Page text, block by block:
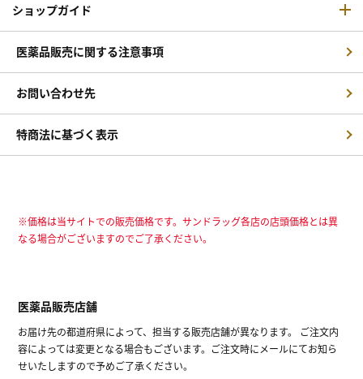
ショップガイド
医薬品販売に関する注意事項
お問い合わせ先
特商法に基づく表示
※価格は当サイトでの販売価格です。サンドラッグ各店の店頭価格とは異
なる場合がございますのでご了承ください。
医薬品販売店舗
お届け先の都道府県によって、担当する販売店舗が異なります。 ご注文内
容によっては変更となる場合もございます。ご注文時にメールにてお知ら
せいたしますので予めご了承ください。